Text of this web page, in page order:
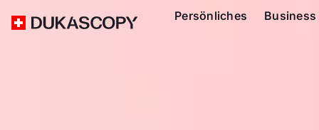
Persönliches Business